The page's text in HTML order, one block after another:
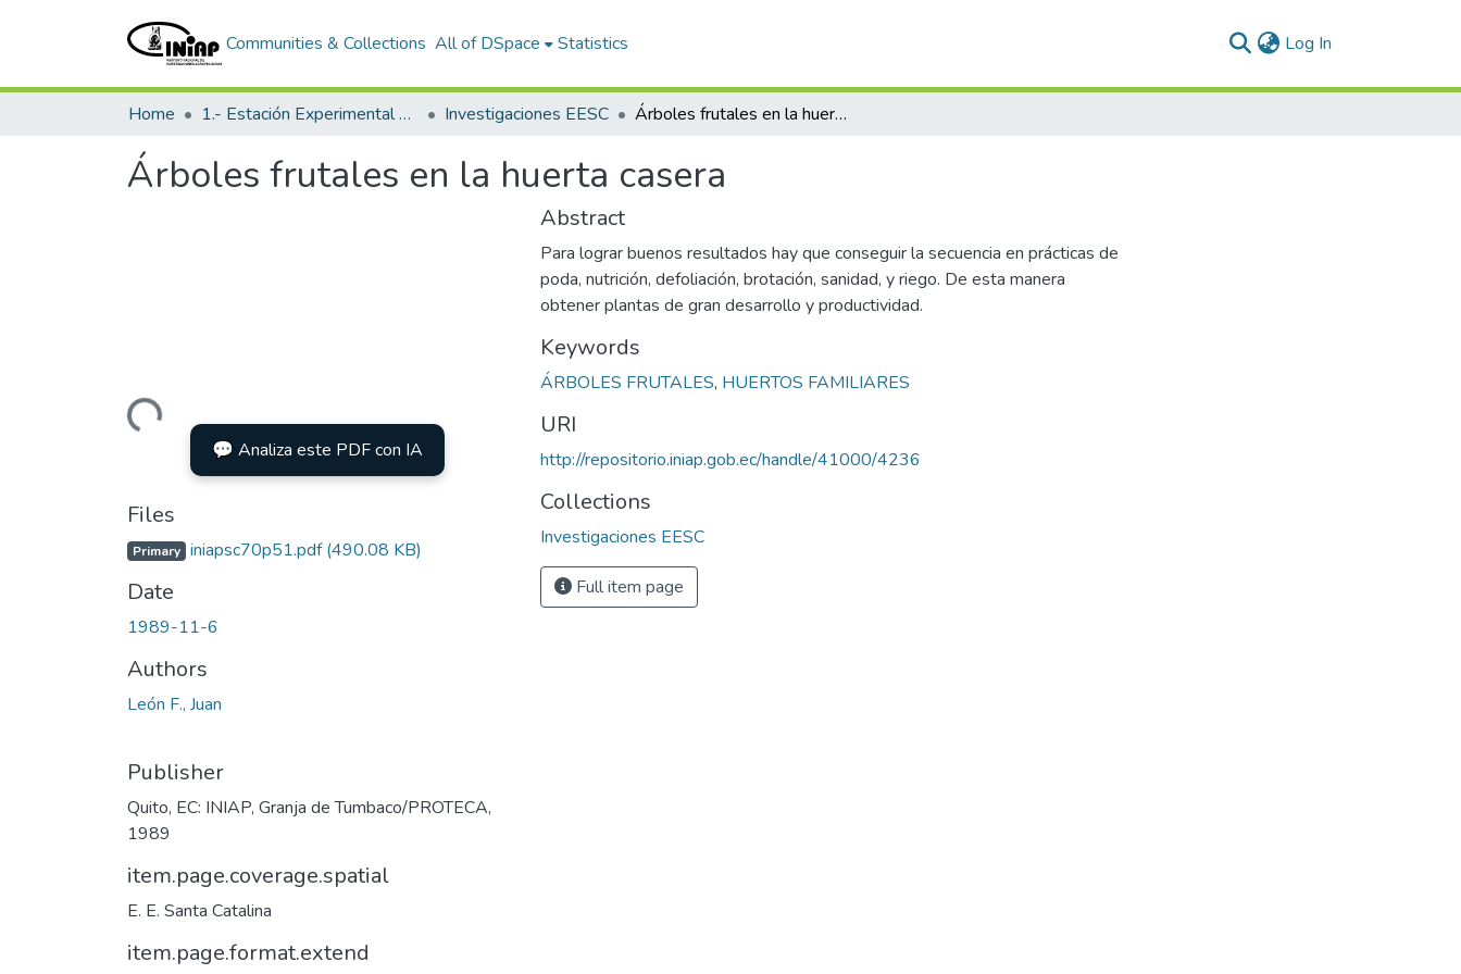
Communities & Collections All of DSpace Statistics Log In
Home 1.- Estación Experimental Santa Catalina Investigaciones EESC Árboles frutales en la huerta casera
Árboles frutales en la huerta casera
Loading... 💬 Analiza este PDF con IA
Files
Primary iniapsc70p51.pdf(490.08 KB)
Date
1989-11-6
Authors
León F., Juan
Publisher
Quito, EC: INIAP, Granja de Tumbaco/PROTECA,
1989
item.page.coverage.spatial
E. E. Santa Catalina
item.page.format.extend
Abstract
Para lograr buenos resultados hay que conseguir la secuencia en prácticas de
poda, nutrición, defoliación, brotación, sanidad, y riego. De esta manera
obtener plantas de gran desarrollo y productividad.
Keywords
ÁRBOLES FRUTALES, HUERTOS FAMILIARES
URI
http://repositorio.iniap.gob.ec/handle/41000/4236
Collections
Investigaciones EESC
Full item page